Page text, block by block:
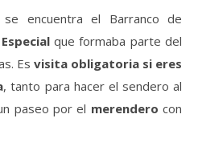
encuentra el Barranco de
que formaba parte del
Es visita obligatoria si eres
, tanto para hacer el sendero al
paseo por el merendero con